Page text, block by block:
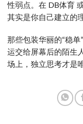
性弱点。在 DB体育
其实是你自己建立的
那些包装华丽的“稳
运交给屏幕后的陌生
场上，独立思考才是